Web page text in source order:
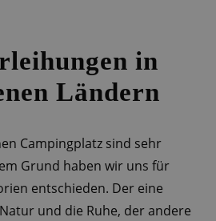
in
Ländern
Campingplatz sind sehr
Grund haben wir uns für
entschieden. Der eine
und die Ruhe, der andere